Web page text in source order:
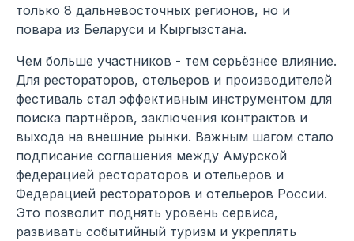
только 8 дальневосточных регионов, но и
повара из Беларуси и Кыргызстана.
Чем больше участников - тем серьёзнее влияние.
Для рестораторов, отельеров и производителей
фестиваль стал эффективным инструментом для
поиска партнёров, заключения контрактов и
выхода на внешние рынки. Важным шагом стало
подписание соглашения между Амурской
федерацией рестораторов и отельеров и
Федерацией рестораторов и отельеров России.
Это позволит поднять уровень сервиса,
развивать событийный туризм и укреплять